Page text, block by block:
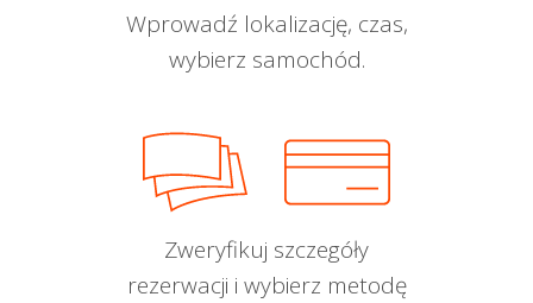
Wprowadź lokalizację, czas,
wybierz samochód.
Zweryfikuj szczegóły
rezerwacji i wybierz metodę